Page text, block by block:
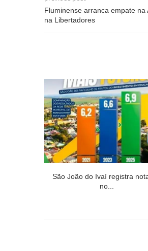
Fluminense arranca empate
na Libertadores
São João do Ivaí registra
no...